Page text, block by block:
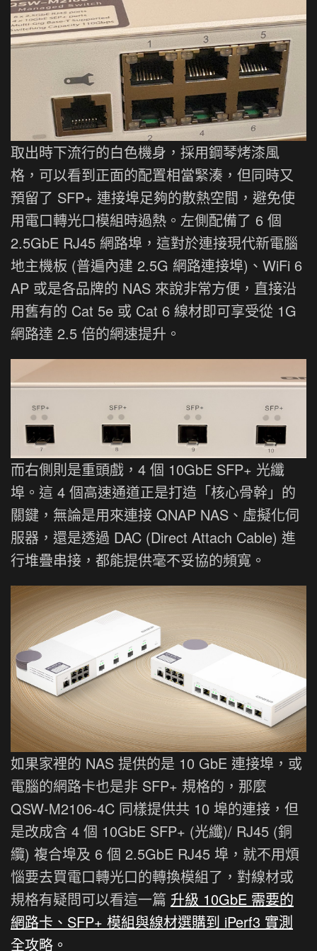
取出時下流行的白色機身，採用鋼琴烤漆風
格，可以看到正面的配置相當緊湊，但同時又
預留了 SFP+ 連接埠足夠的散熱空間，避免使
用電口轉光口模組時過熱。左側配備了 6 個
2.5GbE RJ45 網路埠，這對於連接現代新電腦
地主機板 (普遍內建 2.5G 網路連接埠)、WiFi 6
AP 或是各品牌的 NAS 來說非常方便，直接沿
用舊有的 Cat 5e 或 Cat 6 線材即可享受從 1G
網路達 2.5 倍的網速提升。
而右側則是重頭戲，4 個 10GbE SFP+ 光纖
埠。這 4 個高速通道正是打造「核心骨幹」的
關鍵，無論是用來連接 QNAP NAS、虛擬化伺
服器，還是透過 DAC (Direct Attach Cable) 進
行堆疊串接，都能提供毫不妥協的頻寬。
如果家裡的 NAS 提供的是 10 GbE 連接埠，或
電腦的網路卡也是非 SFP+ 規格的，那麼
QSW-M2106-4C 同樣提供共 10 埠的連接，但
是改成含 4 個 10GbE SFP+ (光纖)/ RJ45 (銅
纜) 複合埠及 6 個 2.5GbE RJ45 埠，就不用煩
惱要去買電口轉光口的轉換模組了，對線材或
規格有疑問可以看這一篇 升級 10GbE 需要的
網路卡、SFP+ 模組與線材選購到 iPerf3 實測
全攻略。